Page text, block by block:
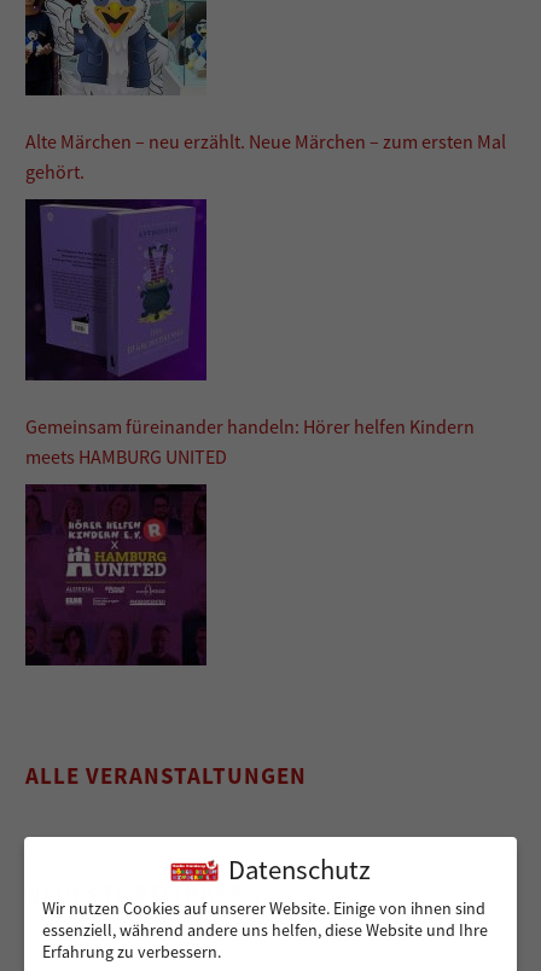
Alte Märchen – neu erzählt. Neue Märchen – zum ersten Mal
gehört.
Gemeinsam füreinander handeln: Hörer helfen Kindern
meets HAMBURG UNITED
ALLE VERANSTALTUNGEN
Datenschutz
Wir nutzen Cookies auf unserer Website. Einige von ihnen sind
essenziell, während andere uns helfen, diese Website und Ihre
Erfahrung zu verbessern.